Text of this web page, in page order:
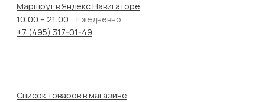
Маршрут в Яндекс Навигаторе
10:00 – 21:00
Ежедневно
+7 (495) 317-01-49
Список товаров в магазине